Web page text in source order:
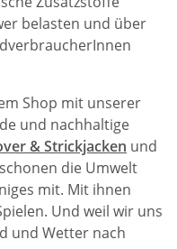
belasten und über
Shop mit unserer
und nachhaltige
& Strickjacken und
die Umwelt
mit. Mit ihnen
Und weil wir uns
und Wetter nach